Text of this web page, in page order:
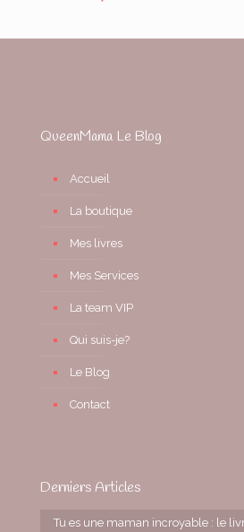
QueenMama Le Blog
Accueil
La boutique
Mes livres
Mes Services
La team VIP
Qui suis-je?
Le Blog
Contact
Derniers Articles
Tu es une maman incroyable : le